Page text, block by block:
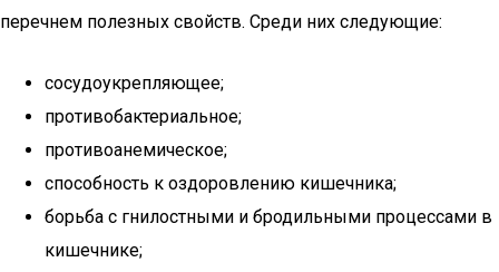
перечнем полезных свойств. Среди них следующие:
сосудоукрепляющее;
противобактериальное;
противоанемическое;
способность к оздоровлению кишечника;
борьба с гнилостными и бродильными процессами в
кишечнике;